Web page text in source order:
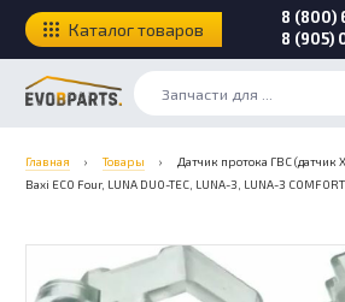
8 (800)
8 (905)
Каталог товаров
Главная › Товары ›
Датчик протока ГВС (датчик
Baxi ECO Four, LUNA DUO-TEC, LUNA-3, LUNA-3 COMFORT